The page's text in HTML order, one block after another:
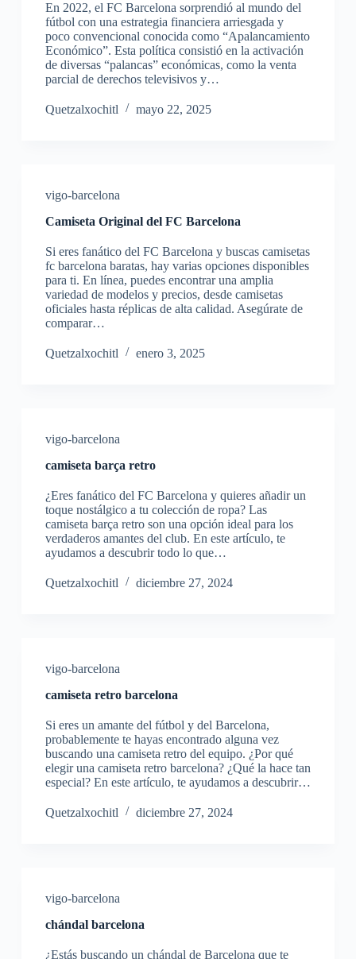
En 2022, el FC Barcelona sorprendió al mundo del
fútbol con una estrategia financiera arriesgada y
poco convencional conocida como “Apalancamiento
Económico”. Esta política consistió en la activación
de diversas “palancas” económicas, como la venta
parcial de derechos televisivos y…
Quetzalxochitl mayo 22, 2025
vigo-barcelona
Camiseta Original del FC Barcelona
Si eres fanático del FC Barcelona y buscas camisetas
fc barcelona baratas, hay varias opciones disponibles
para ti. En línea, puedes encontrar una amplia
variedad de modelos y precios, desde camisetas
oficiales hasta réplicas de alta calidad. Asegúrate de
comparar…
Quetzalxochitl enero 3, 2025
vigo-barcelona
camiseta barça retro
¿Eres fanático del FC Barcelona y quieres añadir un
toque nostálgico a tu colección de ropa? Las
camiseta barça retro son una opción ideal para los
verdaderos amantes del club. En este artículo, te
ayudamos a descubrir todo lo que…
Quetzalxochitl diciembre 27, 2024
vigo-barcelona
camiseta retro barcelona
Si eres un amante del fútbol y del Barcelona,
probablemente te hayas encontrado alguna vez
buscando una camiseta retro del equipo. ¿Por qué
elegir una camiseta retro barcelona? ¿Qué la hace tan
especial? En este artículo, te ayudamos a descubrir…
Quetzalxochitl diciembre 27, 2024
vigo-barcelona
chándal barcelona
¿Estás buscando un chándal de Barcelona que te